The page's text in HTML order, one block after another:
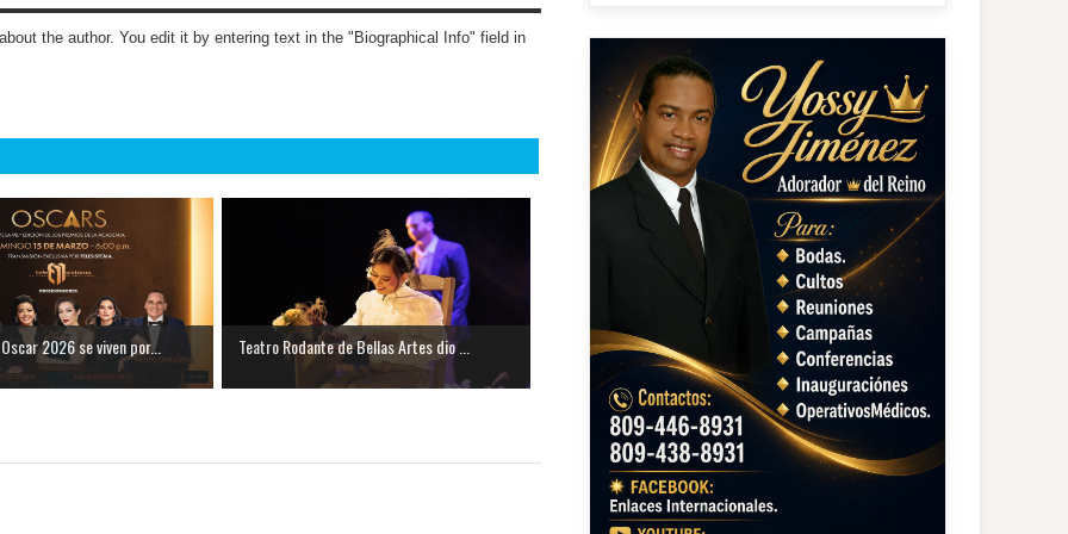
the author. You edit it by entering text in the "Biographical Info" field in
2026 se viven por... Teatro Rodante de Bellas Artes dio ...